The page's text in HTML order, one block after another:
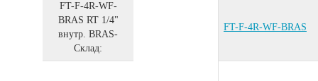
FT-F-4R-WF-
BRAS RT 1/4"
внутр. BRAS-
Склад:
FT-F-4R-WF-BRAS